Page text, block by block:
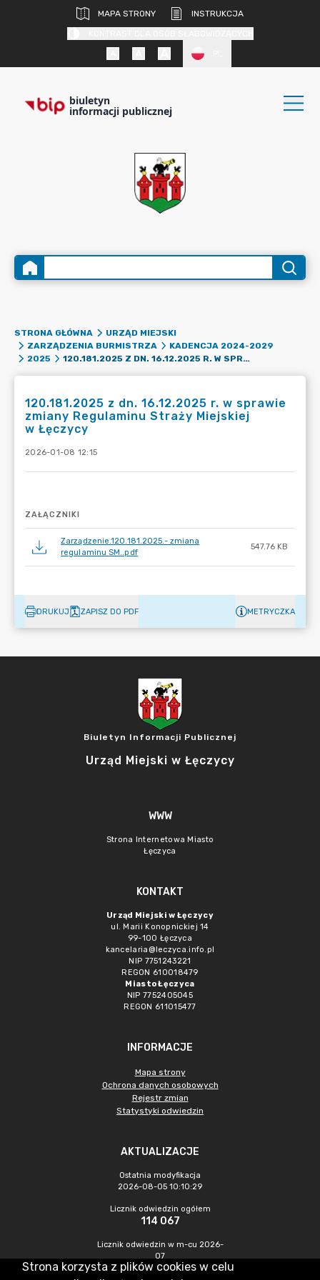
MAPA STRONY
INSTRUKCJA
biuletyn
informacji publicznej
STRONA GŁÓWNA
URZĄD MIEJSKI
ZARZĄDZENIA BURMISTRZA
KADENCJA 2024-2029
2025
120.181.2025 Z DN. 16.12.2025 R. W SPRAWIE ZMIANY REGULAMINU STRAŻY MIEJSKIEJ W ŁĘCZYCY
120.181.2025 z dn. 16.12.2025 r. w sprawie
zmiany Regulaminu Straży Miejskiej
w Łęczycy
2026-01-08 12:15
ZAŁĄCZNIKI
Zarządzenie.120.181.2025.- zmiana
regulaminu SM..pdf
547.76 KB
DRUKUJ ZAPISZ DO PDF METRYCZKA
Biuletyn Informacji Publicznej
Urząd Miejski w Łęczycy
WWW
Strona Internetowa Miasto
Łęczyca
KONTAKT
Urząd Miejski w Łęczycy
ul. Marii Konopnickiej 14
99-100 Łęczyca
kancelaria@leczyca.info.pl
NIP 7751243221
REGON 610018479
Miasto Łęczyca
NIP 7752405045
REGON 611015477
INFORMACJE
Mapa strony
Ochrona danych osobowych
Rejestr zmian
Statystyki odwiedzin
AKTUALIZACJE
Ostatnia modyfikacja
2026-08-05 10:10:29
Licznik odwiedzin ogółem
114 067
Licznik odwiedzin w m-cu 2026-
07
586
Strona korzysta z plików cookies w celu